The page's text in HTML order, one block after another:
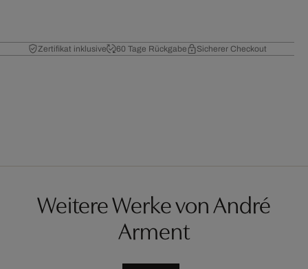
Zertifikat inklusive 60 Tage Rückgabe Sicherer Checkout
Weitere Werke von André
Arment